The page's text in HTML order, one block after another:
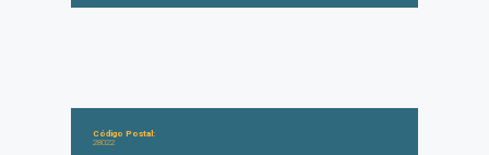
Código Postal:
28022